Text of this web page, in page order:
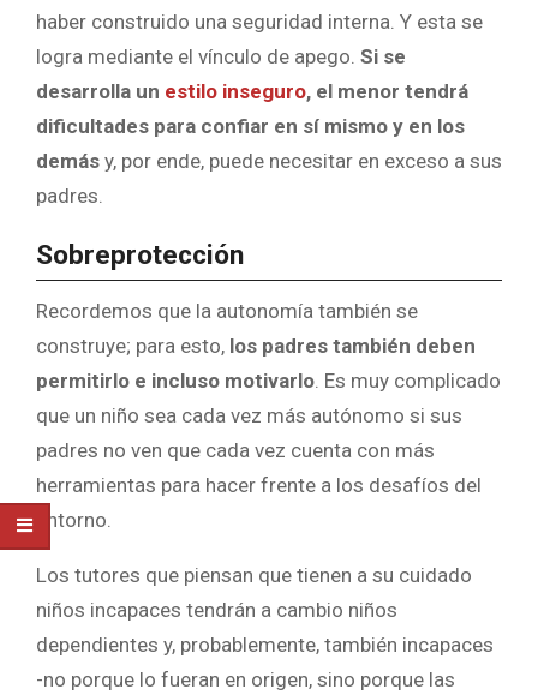
haber construido una seguridad interna. Y esta se
logra mediante el vínculo de apego. Si se
desarrolla un estilo inseguro, el menor tendrá
dificultades para confiar en sí mismo y en los
demás y, por ende, puede necesitar en exceso a sus
padres.
Sobreprotección
Recordemos que la autonomía también se
construye; para esto, los padres también deben
permitirlo e incluso motivarlo . Es muy complicado
que un niño sea cada vez más autónomo si sus
padres no ven que cada vez cuenta con más
herramientas para hacer frente a los desafíos del
entorno.
Los tutores que piensan que tienen a su cuidado
niños incapaces tendrán a cambio niños
dependientes y, probablemente, también incapaces
-no porque lo fueran en origen, sino porque las